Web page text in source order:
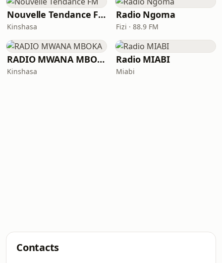
Nouvelle Tendance FM
Kinshasa
Radio Ngoma
Fizi · 88.9 FM
RADIO MWANA MBOKA
Kinshasa
Radio MIABI
Miabi
Contacts